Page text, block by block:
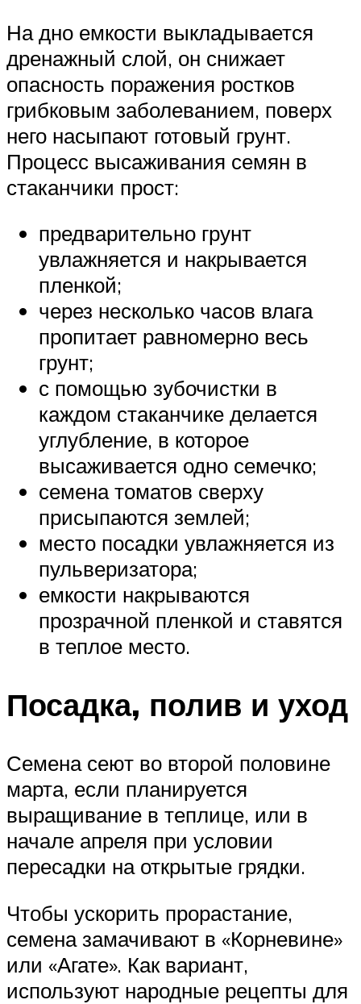
На дно емкости выкладывается
дренажный слой, он снижает
опасность поражения ростков
грибковым заболеванием, поверх
него насыпают готовый грунт.
Процесс высаживания семян в
стаканчики прост:
предварительно грунт
увлажняется и накрывается
пленкой;
через несколько часов влага
пропитает равномерно весь
грунт;
с помощью зубочистки в
каждом стаканчике делается
углубление, в которое
высаживается одно семечко;
семена томатов сверху
присыпаются землей;
место посадки увлажняется из
пульверизатора;
емкости накрываются
прозрачной пленкой и ставятся
в теплое место.
Посадка, полив и уход
Семена сеют во второй половине
марта, если планируется
выращивание в теплице, или в
начале апреля при условии
пересадки на открытые грядки.
Чтобы ускорить прорастание,
семена замачивают в «Корневине»
или «Агате». Как вариант,
используют народные рецепты для